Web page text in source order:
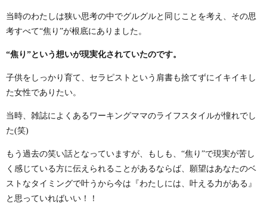
当時のわたしは狭い思考の中でグルグルと同じことを考え、その思
考すべて“焦り”が根底にありました。
“焦り”という想いが現実化されていたのです。
子供をしっかり育て、セラピストという肩書も捨てずにイキイキし
た女性でありたい。
当時、雑誌によくあるワーキングママのライフスタイルが憧れでし
た(笑)
もう過去の笑い話となっていますが、もしも、“焦り”で現実が苦し
く感じている方に伝えられることがあるならば、願望はあなたのベ
ストなタイミングで叶うから今は『わたしには、叶える力がある』
と思っていればいい！！